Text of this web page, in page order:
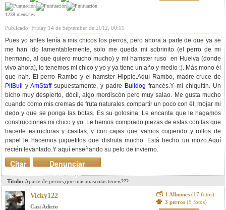
1238 mensajes
Publicado: Friday 14 de September de 2012, 00:11
Pues yo antes tenía a mis chicos los perros, pero ahora a parte de que ya se
me han ido lamentablemente, solo me queda mi sobrinito (el perro de mi
hermano, al que quiero mucho mucho) y mi hamster ruso en Huelva (donde
vivo ahora), lo tenemos mi chico y yo y ya tiene un año y medio :). Más mono él
que nah. El perro Rambo y el hamster Hippie.Aquí Rambo, madre cruce de
PitBull
y AmStaffsupuestamente, y padre Bulldog francés.Y mi chiquitín. Un
bicho muy despierto, dócil, algo mordiscón pero muy salao. Me gusta mucho
cuando como mis cremas de fruta naturales compartir un poco con él, mojar mi
dedo y que se ponga las botas. Es su golosina. Le encanta que le hagamos
construcciones mi chico y yo. Le hemos comprado piezas de estas con las que
hacerle estructuras y casitas, y con cajas que vamos cogiendo y rollos de
papel le hacemos juguetitos que disfruta mucho. Está hecho un mozo.Aquí
recién levantado.Y aquí enseñando su pelo de invierno.
Denunciar
mensaje
Citar
Titulo: Aparte de perros,que mas mascotas teneis???
Vicky122
Casi Adicto
1 Albumes (17 fotos)
3 perros (5 fotos)